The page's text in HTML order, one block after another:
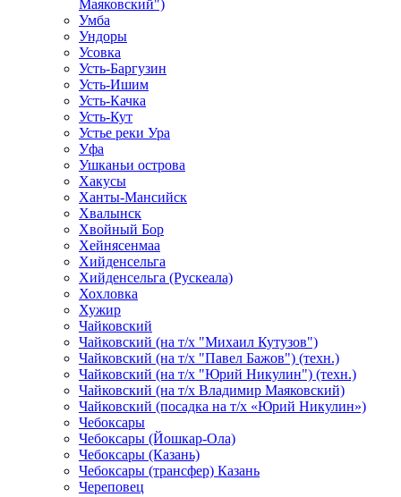
Маяковский")
Умба
Ундоры
Усовка
Усть-Баргузин
Усть-Ишим
Усть-Качка
Усть-Кут
Устье реки Ура
Уфа
Ушканьи острова
Хакусы
Ханты-Мансийск
Хвалынск
Хвойный Бор
Хейнясенмаа
Хийденсельга
Хийденсельга (Рускеала)
Хохловка
Хужир
Чайковский
Чайковский (на т/х "Михаил Кутузов")
Чайковский (на т/х "Павел Бажов") (техн.)
Чайковский (на т/х "Юрий Никулин") (техн.)
Чайковский (на т/х Владимир Маяковский)
Чайковский (посадка на т/х «Юрий Никулин»)
Чебоксары
Чебоксары (Йошкар-Ола)
Чебоксары (Казань)
Чебоксары (трансфер) Казань
Череповец